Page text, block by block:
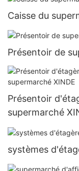
Caisse du
Présentoir de
Présentoir
supermarché
systèmes